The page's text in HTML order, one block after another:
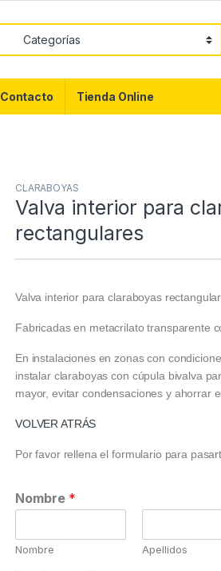
Contacto Tienda Online
CLARABOYAS
Valva interior para
rectangulares
Valva interior para claraboyas
Fabricadas en metacrilato transparente
En instalaciones en zonas con
instalar claraboyas con cúpula bivalva
mayor, evitar condensaciones y ahorrar
VOLVER ATRÁS
Por favor rellena el formulario para
Nombre *
Nombre Apellidos